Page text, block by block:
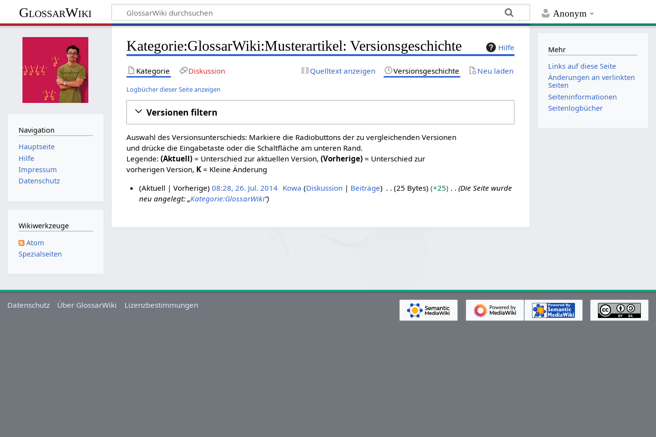
Anonym
GlossarWiki
Hilfe
Kategorie:GlossarWiki:Musterartikel: Versionsgeschichte
Kategorie Diskussion Quelltext anzeigen Versionsgeschichte Neu laden
Logbücher dieser Seite anzeigen
Versionen filtern
Auswahl des Versionsunterschieds: Markiere die Radiobuttons der zu vergleichenden Versionen
und drücke die Eingabetaste oder die Schaltfläche am unteren Rand.
Legende:(Aktuell) = Unterschied zur aktuellen Version,(Vorherige) = Unterschied zur
vorherigen Version, K = Kleine Änderung
0
1
Aktuell Vorherige 08:28, 26. Jul. 2014 Kowa Diskussion Beiträge 25 Bytes +25
Die Seite wurde
neu angelegt: „Kategorie:GlossarWiki“
Navigation
Hauptseite
Hilfe
Impressum
Datenschutz
Wikiwerkzeuge
Atom
Spezialseiten
Mehr
Links auf diese Seite
Änderungen an verlinkten
Seiten
Seiten­­informationen
Seitenlogbücher
Datenschutz Über GlossarWiki Lizenzbestimmungen